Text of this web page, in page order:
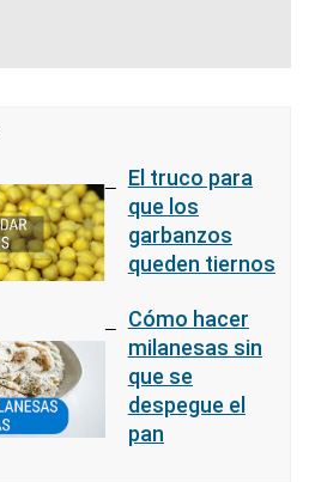
El truco para
que los
garbanzos
queden tiernos
Cómo hacer
milanesas sin
que se
despegue el
pan